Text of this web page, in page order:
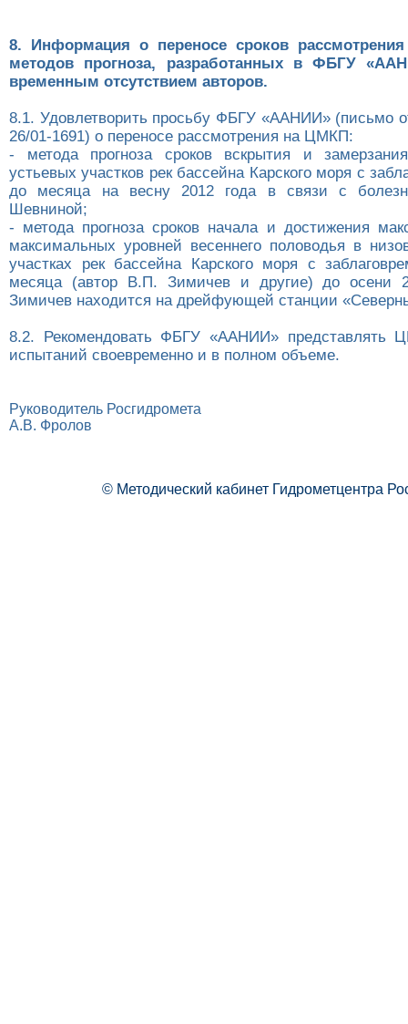
8. Информация о переносе сроков
методов прогноза, разработанных в ФБГУ
временным отсутствием авторов.
8.1. Удовлетворить просьбу ФБГУ «ААНИИ» (письмо
26/01-1691) о переносе рассмотрения на ЦМКП:
- метода прогноза сроков вскрытия и
устьевых участков рек бассейна Карского моря с
до месяца на весну 2012 года в связи с
Шевниной;
- метода прогноза сроков начала и достижения
максимальных уровней весеннего половодья в
участках рек бассейна Карского моря с
месяца (автор В.П. Зимичев и другие) до осени
Зимичев находится на дрейфующей станции
8.2. Рекомендовать ФБГУ «ААНИИ» представлять
испытаний своевременно и в полном объеме.
Руководитель Росгидромета
А.В. Фролов
© Методический кабинет Гидрометцентра